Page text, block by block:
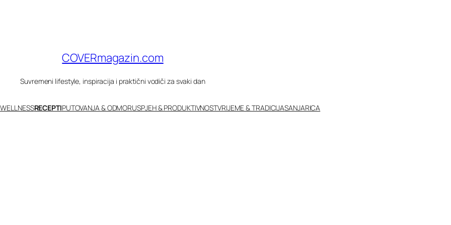
COVERmagazin.com
Suvremeni lifestyle, inspiracija i praktični vodiči za svaki dan
RECEPTIPUTOVANJA & ODMORUSPJEH & PRODUKTIVNOSTVRIJEME & TRADICIJASANJARICA